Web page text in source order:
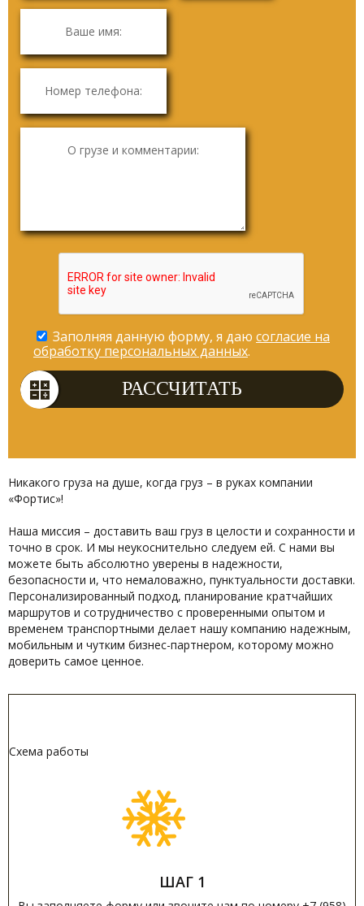
Заполняя данную форму, я даю согласие на
обработку персональных данных.
Никакого груза на душе, когда груз – в руках компании
«Фортис»!
Наша миссия – доставить ваш груз в целости и сохранности и
точно в срок. И мы неукоснительно следуем ей. С нами вы
можете быть абсолютно уверены в надежности,
безопасности и, что немаловажно, пунктуальности доставки.
Персонализированный подход, планирование кратчайших
маршрутов и сотрудничество с проверенными опытом и
временем транспортными делает нашу компанию надежным,
мобильным и чутким бизнес-партнером, которому можно
доверить самое ценное.
Схема работы
ШАГ 1